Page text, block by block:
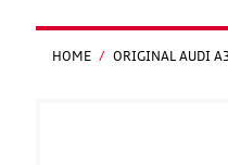
HOME / ORIGINAL AUDI